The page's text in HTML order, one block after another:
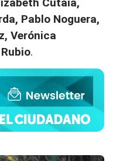
Pablo Noguera,
Verónica
.